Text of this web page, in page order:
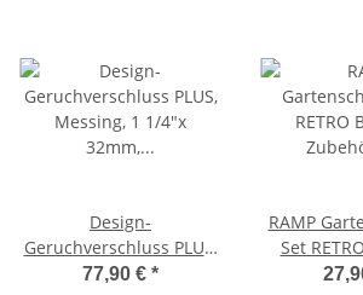
Design-
Geruchverschluss PLUS,
Messing, 1 1/4"x 32mm,
77,90 € *
RAMP
Set
Zubehör,